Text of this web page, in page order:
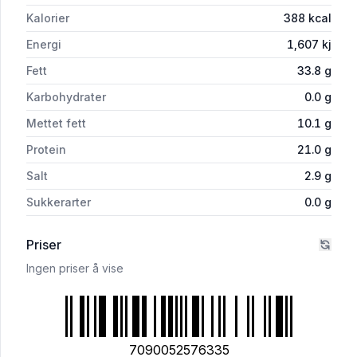
Kalorier 388 kcal
Energi
1,607 kj
Fett
33.8 g
Karbohydrater
0.0 g
Mettet fett
10.1 g
Protein
21.0 g
Salt
2.9 g
Sukkerarter
0.0 g
Priser
Ingen priser å vise
7090052576335